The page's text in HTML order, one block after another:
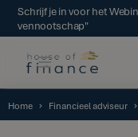
Schrijf je in voor het
vennootschap"
Home Financieel adviseur